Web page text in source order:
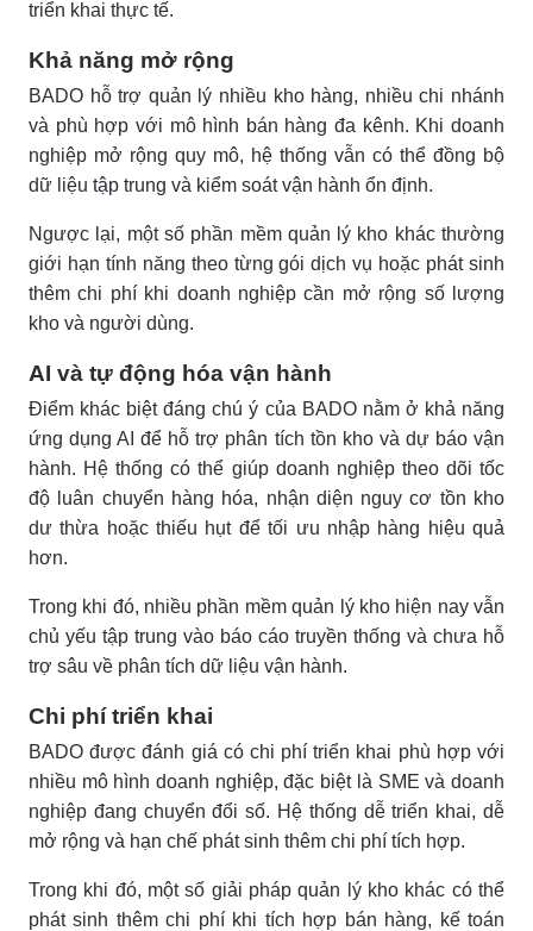
triển khai thực tế.
Khả năng mở rộng
BADO hỗ trợ quản lý nhiều kho hàng, nhiều chi nhánh
và phù hợp với mô hình bán hàng đa kênh. Khi doanh
nghiệp mở rộng quy mô, hệ thống vẫn có thể đồng bộ
dữ liệu tập trung và kiểm soát vận hành ổn định.
Ngược lại, một số phần mềm quản lý kho khác thường
giới hạn tính năng theo từng gói dịch vụ hoặc phát sinh
thêm chi phí khi doanh nghiệp cần mở rộng số lượng
kho và người dùng.
AI và tự động hóa vận hành
Điểm khác biệt đáng chú ý của BADO nằm ở khả năng
ứng dụng AI để hỗ trợ phân tích tồn kho và dự báo vận
hành. Hệ thống có thể giúp doanh nghiệp theo dõi tốc
độ luân chuyển hàng hóa, nhận diện nguy cơ tồn kho
dư thừa hoặc thiếu hụt để tối ưu nhập hàng hiệu quả
hơn.
Trong khi đó, nhiều phần mềm quản lý kho hiện nay vẫn
chủ yếu tập trung vào báo cáo truyền thống và chưa hỗ
trợ sâu về phân tích dữ liệu vận hành.
Chi phí triển khai
BADO được đánh giá có chi phí triển khai phù hợp với
nhiều mô hình doanh nghiệp, đặc biệt là SME và doanh
nghiệp đang chuyển đổi số. Hệ thống dễ triển khai, dễ
mở rộng và hạn chế phát sinh thêm chi phí tích hợp.
Trong khi đó, một số giải pháp quản lý kho khác có thể
phát sinh thêm chi phí khi tích hợp bán hàng, kế toán